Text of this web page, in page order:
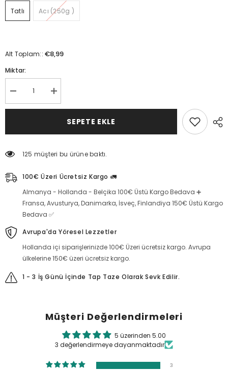
Tatlı Acı (250g )
Alt Toplam::€8,99
Miktar:
çekirdeği
içi
azaltın
Kayısı
çekirdeği
içi
miktarı
artırın
SEPETE EKLE
125 müşteri bu ürüne baktı.
100€ Üzeri Ücretsiz Kargo 🚛
Almanya - Hollanda - Belçika 100€ Üstü Kargo Bedava ➕
Fransa, Avusturya, Danimarka, İsveç, Finlandiya 150€ Üstü Kargo
Bedava ✅
Avrupa'da Yöresel Lezzetler
Hollanda içi siparişlerinizde 100€ Üzeri ücretsiz kargo. Avrupa
ülkelerine 150€ üzeri ücretsiz kargo.
1 - 3 İş Günü İçinde Tap Taze Olarak Sevk Edilir.
Müşteri Değerlendirmeleri
5 üzerinden 5.00
3 değerlendirmeye dayanmaktadır
3